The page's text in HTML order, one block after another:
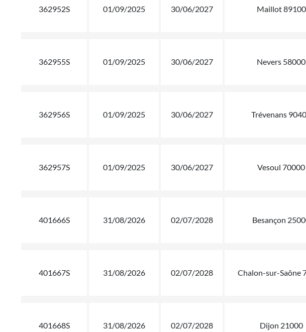
362952S 01/09/2025 30/06/2027 Maillot 89100
362955S 01/09/2025 30/06/2027 Nevers 58000
362956S 01/09/2025 30/06/2027 Trévenans
362957S 01/09/2025 30/06/2027 Vesoul 70000
401666S 31/08/2026 02/07/2028 Besançon
401667S 31/08/2026 02/07/2028 Chalon-sur-Saône
401668S 31/08/2026 02/07/2028 Dijon 21000